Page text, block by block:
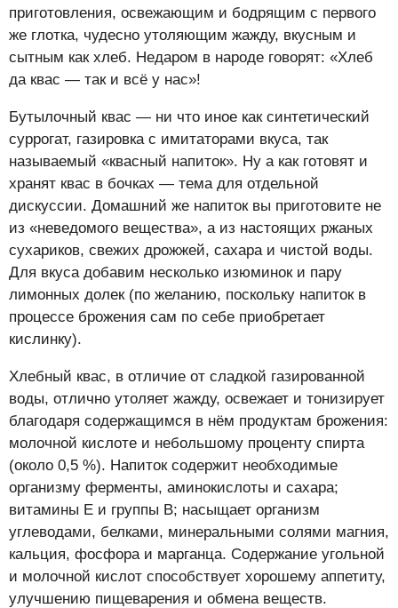
приготовления, освежающим и бодрящим с первого
же глотка, чудесно утоляющим жажду, вкусным и
сытным как хлеб. Недаром в народе говорят: «Хлеб
да квас — так и всё у нас»!
Бутылочный квас — ни что иное как синтетический
суррогат, газировка с имитаторами вкуса, так
называемый «квасный напиток». Ну а как готовят и
хранят квас в бочках — тема для отдельной
дискуссии. Домашний же напиток вы приготовите не
из «неведомого вещества», а из настоящих ржаных
сухариков, свежих дрожжей, сахара и чистой воды.
Для вкуса добавим несколько изюминок и пару
лимонных долек (по желанию, поскольку напиток в
процессе брожения сам по себе приобретает
кислинку).
Хлебный квас, в отличие от сладкой газированной
воды, отлично утоляет жажду, освежает и тонизирует
благодаря содержащимся в нём продуктам брожения:
молочной кислоте и небольшому проценту спирта
(около 0,5 %). Напиток содержит необходимые
организму ферменты, аминокислоты и сахара;
витамины Е и группы В; насыщает организм
углеводами, белками, минеральными солями магния,
кальция, фосфора и марганца. Содержание угольной
и молочной кислот способствует хорошему аппетиту,
улучшению пищеварения и обмена веществ.